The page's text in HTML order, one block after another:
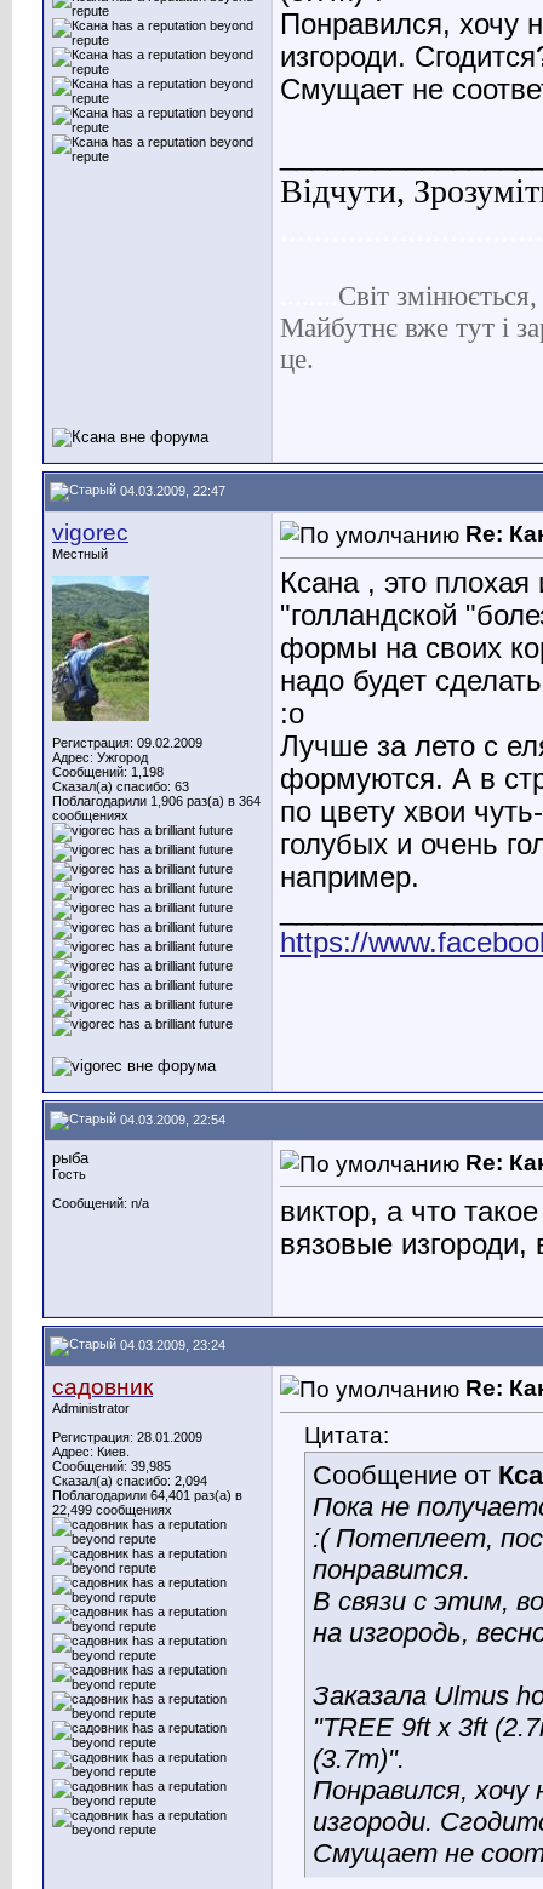
Понравился, хочу
изгороди.
Смущает не
Відчути,
Світ
Майбутнє вже тут і
це.
04.03.2009, 22:47
vigorec
Местный
Регистрация: 09.02.2009
Адрес: Ужгород
Сообщений: 1,198
Сказал(а) спасибо: 63
Поблагодарили 1,906 раз(а) в 364
сообщениях
Re:
Ксана , это
"голландской
формы на своих
надо будет
:o
Лучше за лето с
формуются. А в
по цвету хвои
голубых и очень
например.
https://
04.03.2009, 22:54
рыба
Гость
Сообщений: n/a
Re:
виктор, а что
вязовые
04.03.2009, 23:24
садовник
Administrator
Регистрация: 28.01.2009
Адрес: Киев.
Сообщений: 39,985
Сказал(а) спасибо: 2,094
Поблагодарили 64,401 раз(а) в
22,499 сообщениях
Re:
Цитата:
Сообщение от
Пока не
:( Потеплеет,
понравится.
В связи с этим,
на изгородь,
Заказала Ulmus
"TREE 9ft x 3ft
(3.7m)".
Понравился, хочу
изгороди.
Смущает не